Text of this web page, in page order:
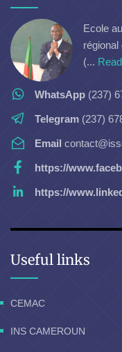
Ecole
régional
(... Read
WhatsApp (237)
Telegram (237)
Email
https://
https://
Useful links
CEMAC
INS CAMEROUN